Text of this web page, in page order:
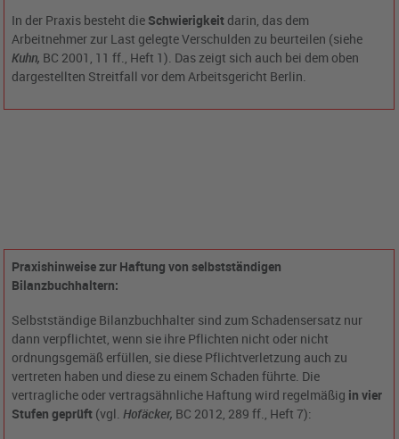
In der Praxis besteht die Schwierigkeit darin, das dem
Arbeitnehmer zur Last gelegte Verschulden zu beurteilen (siehe
Kuhn, BC 2001, 11 ff., Heft 1). Das zeigt sich auch bei dem oben
dargestellten Streitfall vor dem Arbeitsgericht Berlin.
Praxishinweise zur Haftung von selbstständigen
Bilanzbuchhaltern:
Selbstständige Bilanzbuchhalter sind zum Schadensersatz nur
dann verpflichtet, wenn sie ihre Pflichten nicht oder nicht
ordnungsgemäß erfüllen, sie diese Pflichtverletzung auch zu
vertreten haben und diese zu einem Schaden führte. Die
vertragliche oder vertragsähnliche Haftung wird regelmäßig in vier
Stufen geprüft (vgl.Hofäcker, BC 2012, 289 ff., Heft 7):